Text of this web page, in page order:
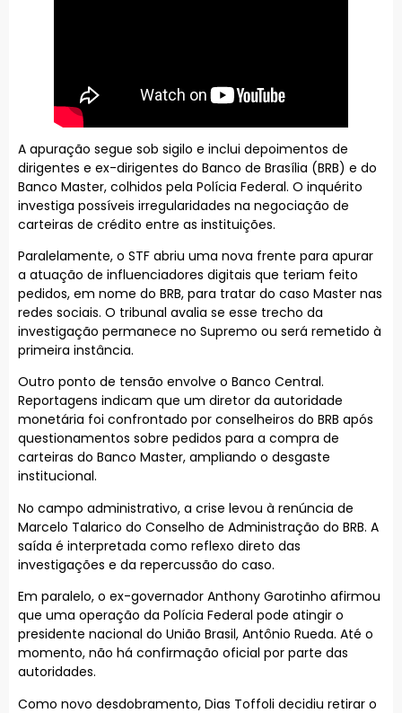
A apuração segue sob sigilo e inclui depoimentos de
dirigentes e ex-dirigentes do Banco de Brasília (BRB) e do
Banco Master, colhidos pela Polícia Federal. O inquérito
investiga possíveis irregularidades na negociação de
carteiras de crédito entre as instituições.
Paralelamente, o STF abriu uma nova frente para apurar
a atuação de influenciadores digitais que teriam feito
pedidos, em nome do BRB, para tratar do caso Master nas
redes sociais. O tribunal avalia se esse trecho da
investigação permanece no Supremo ou será remetido à
primeira instância.
Outro ponto de tensão envolve o Banco Central.
Reportagens indicam que um diretor da autoridade
monetária foi confrontado por conselheiros do BRB após
questionamentos sobre pedidos para a compra de
carteiras do Banco Master, ampliando o desgaste
institucional.
No campo administrativo, a crise levou à renúncia de
Marcelo Talarico do Conselho de Administração do BRB. A
saída é interpretada como reflexo direto das
investigações e da repercussão do caso.
Em paralelo, o ex-governador Anthony Garotinho afirmou
que uma operação da Polícia Federal pode atingir o
presidente nacional do União Brasil, Antônio Rueda. Até o
momento, não há confirmação oficial por parte das
autoridades.
Como novo desdobramento, Dias Toffoli decidiu retirar o